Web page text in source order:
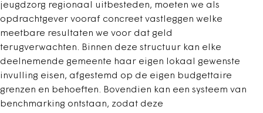
jeugdzorg regionaal uitbesteden, moeten we als
opdrachtgever vooraf concreet vastleggen welke
meetbare resultaten we voor dat geld
terugverwachten. Binnen deze structuur kan elke
deelnemende gemeente haar eigen lokaal gewenste
invulling eisen, afgestemd op de eigen budgettaire
grenzen en behoeften. Bovendien kan een systeem van
benchmarking ontstaan, zodat deze